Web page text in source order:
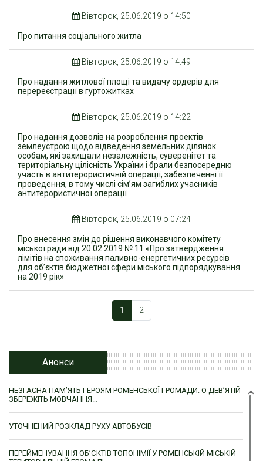
Вівторок, 25.06.2019 о 14:50
Про питання соціального житла
Вівторок, 25.06.2019 о 14:49
Про надання житлової площі та видачу ордерів для
перереєстрації в гуртожитках
Вівторок, 25.06.2019 о 14:22
Про надання дозволів на розроблення проектів
землеустрою щодо відведення земельних ділянок
особам, які захищали незалежність, суверенітет та
територіальну цілісність України і брали безпосередню
участь в антитерористичній операції, забезпеченні її
проведення, в тому числі сім’ям загиблих учасників
антитерористичної операції
Вівторок, 25.06.2019 о 07:24
Про внесення змін до рішення виконавчого комітету
міської ради від 20.02.2019 № 11 «Про затвердження
лімітів на споживання паливно-енергетичних ресурсів
для об’єктів бюджетної сфери міського підпорядкування
на 2019 рік»
1 2
Анонси
НЕЗГАСНА ПАМ’ЯТЬ ГЕРОЯМ РОМЕНСЬКОЇ ГРОМАДИ: О ДЕВ’ЯТІЙ
ЗБЕРЕЖІТЬ МОВЧАННЯ…
УТОЧНЕНИЙ РОЗКЛАД РУХУ АВТОБУСІВ
ПЕРЕЙМЕНУВАННЯ ОБ’ЄКТІВ ТОПОНІМІЇ У РОМЕНСЬКІЙ МІСЬКІЙ